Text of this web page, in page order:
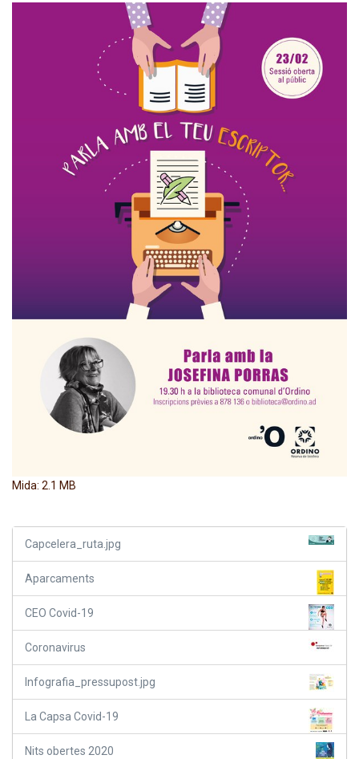
Capcelera_ruta.jpg
Aparcaments
CEO Covid-19
Coronavirus
Infografia_pressupost.jpg
La Capsa Covid-19
Nits obertes 2020
Feu clic per a visualitzar la imatge a mida completa…
Mida: 2.1 MB